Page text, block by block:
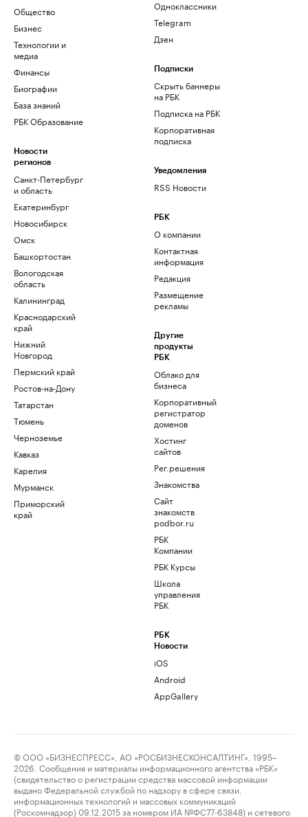
Общество
Бизнес
Технологии и
медиа
Финансы
Биографии
База знаний
РБК Образование
Новости
регионов
Санкт-Петербург
и область
Екатеринбург
Новосибирск
Омск
Башкортостан
Вологодская
область
Калининград
Краснодарский
край
Нижний
Новгород
Пермский край
Ростов-на-Дону
Татарстан
Тюмень
Черноземье
Кавказ
Карелия
Мурманск
Приморский
край
Одноклассники
Telegram
Дзен
Подписки
Скрыть баннеры
на РБК
Подписка на РБК
Корпоративная
подписка
Уведомления
RSS Новости
РБК
О компании
Контактная
информация
Редакция
Размещение
рекламы
Другие
продукты
РБК
Облако для
бизнеса
Корпоративный
регистратор
доменов
Хостинг
сайтов
Рег.решения
Знакомства
Сайт
знакомств
podbor.ru
РБК
Компании
РБК Курсы
Школа
управления
РБК
РБК
Новости
iOS
Android
AppGallery
© ООО «БИЗНЕСПРЕСС», АО «РОСБИЗНЕСКОНСАЛТИНГ», 1995–
2026. Сообщения и материалы информационного агентства «РБК»
(свидетельство о регистрации средства массовой информации
выдано Федеральной службой по надзору в сфере связи,
информационных технологий и массовых коммуникаций
(Роскомнадзор) 09.12.2015 за номером ИА №ФС77-63848) и сетевого